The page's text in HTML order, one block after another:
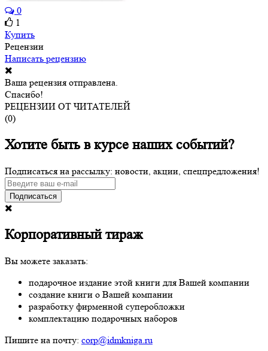
0
1
Купить
Рецензии
Написать рецензию
Ваша рецензия отправлена.
Спасибо!
РЕЦЕНЗИИ ОТ ЧИТАТЕЛЕЙ
(0)
Хотите быть в курсе наших событий?
Подписаться на рассылку: новости, акции, спецпредложения!
Подписаться
Корпоративный тираж
Вы можете заказать:
подарочное издание этой книги для Вашей компании
создание книги о Вашей компании
разработку фирменной суперобложки
комплектацию подарочных наборов
Пишите на почту: corp@idmkniga.ru